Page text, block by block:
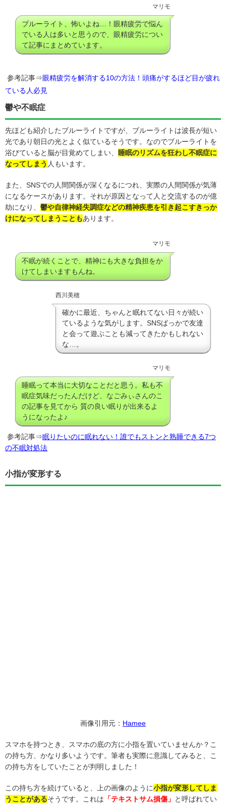
マリモ
ブルーライト、怖いよね…！眼精疲労で悩ん
でいる人は多いと思うので、眼精疲労につい
て記事にまとめています。
参考記事⇒眼精疲労を解消する10の方法！頭痛がするほど目が疲れ
ている人必見
鬱や不眠症
先ほども紹介したブルーライトですが、ブルーライトは波長が短い
光であり朝日の光とよく似ているそうです。なのでブルーライトを
浴びていると脳が目覚めてしまい、
睡眠のリズムを狂わし不眠症に
なってしまう 人もいます。
また、SNSでの人間関係が深くなるにつれ、実際の人間関係が気薄
になるケースがあります。それが原因となって人と交流するのが億
劫になり、 鬱や自律神経失調症などの精神疾患を引き起こすきっか
けになってしまうこともあります。
マリモ
不眠が続くことで、精神にも大きな負担をか
けてしまいますもんね。
西川美穂
確かに最近、ちゃんと眠れてない日々が続い
ているような気がします。SNSばっかで友達
と会って遊ぶことも減ってきたかもしれない
な…。
マリモ
睡眠って本当に大切なことだと思う。私も不
眠症気味だったんだけど、なごみぃさんのこ
の記事を見てから 質の良い眠りが出来るよ
うになったよ♪
参考記事⇒眠りたいのに眠れない！誰でもストンと熟睡できる7つ
の不眠対処法
小指が変形する
画像引用元： Hamee
スマホを持つとき、スマホの底の方に小指を置いていませんか？こ
の持ち方、かなり多いようです。筆者も実際に意識してみると、こ
の持ち方をしていたことが判明しました！
この持ち方を続けていると、上の画像のように小指が変形してしま
うことがあるそうです。これは 「テキストサム損傷」 と呼ばれてい